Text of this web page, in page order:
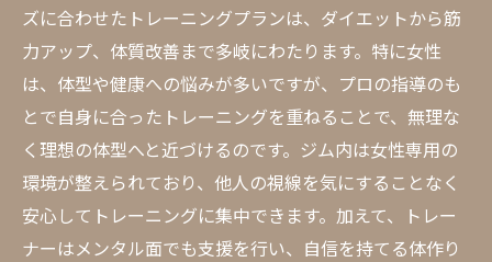
ズに合わせたトレーニングプランは、ダイエットから筋
力アップ、体質改善まで多岐にわたります。特に女性
は、体型や健康への悩みが多いですが、プロの指導のも
とで自身に合ったトレーニングを重ねることで、無理な
く理想の体型へと近づけるのです。ジム内は女性専用の
環境が整えられており、他人の視線を気にすることなく
安心してトレーニングに集中できます。加えて、トレー
ナーはメンタル面でも支援を行い、自信を持てる体作り